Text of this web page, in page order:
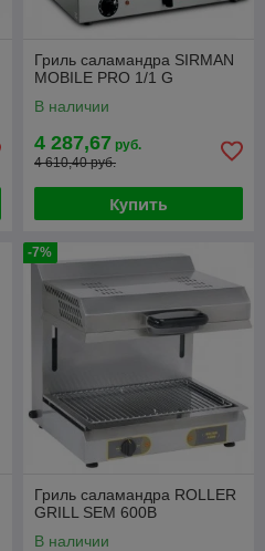
Гриль саламандра SIRMAN
MOBILE PRO 1/1 G
В наличии
4 287,67 руб.
4 610,40 руб.
Купить
-7%
Гриль саламандра ROLLER
GRILL SEM 600B
В наличии